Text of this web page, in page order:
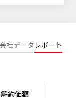
数料なしシ
社データ レポート
解約価額